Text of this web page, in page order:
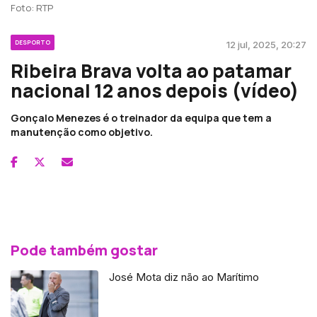
Foto: RTP
DESPORTO 12 jul, 2025, 20:27
Ribeira Brava volta ao patamar
nacional 12 anos depois (vídeo)
Gonçalo Menezes é o treinador da equipa que tem a
manutenção como objetivo.
Pode também gostar
José Mota diz não ao Marítimo